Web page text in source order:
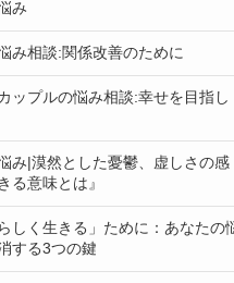
み
み相談:関係改善のために
ップルの悩み相談:幸せを目指し
み|漠然とした憂鬱、虚しさの感
る意味とは』
らしく生きる」ために：あなたの
する3つの鍵